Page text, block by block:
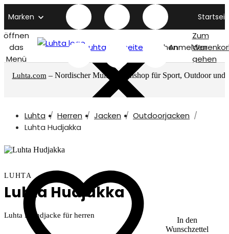
Marken
öffnen
das
Menü
Luhta titelseite SuchenAnmelden
Zum
gehen
Luhta.com – Nordischer Multimarkenshop für Sport, Outdoor und
Luhta Herren Jacken
Outdoorjacken
Luhta Hudjakka
In den
Wunschzettel
LUHTA
Luhta Hudjakka
Luhta Hemdjacke für herren